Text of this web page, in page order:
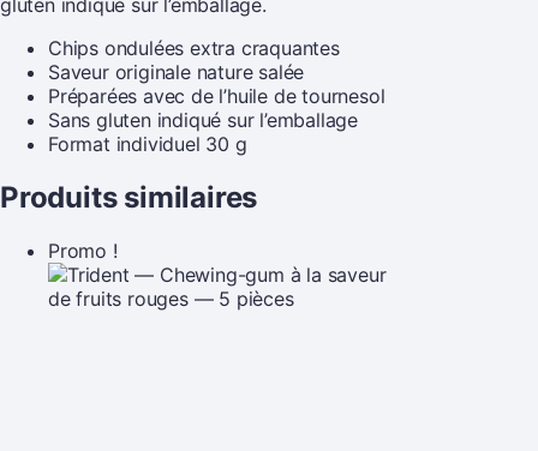
Chips ondulées extra craquantes
Saveur originale nature salée
Préparées avec de l’huile de tournesol
Sans gluten indiqué sur l’emballage
Format individuel 30 g
Produits similaires
Promo !